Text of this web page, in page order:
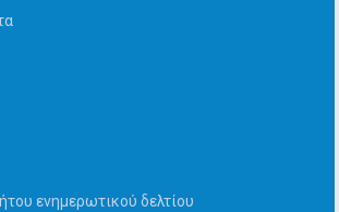
ενημερωτικού δελτίου